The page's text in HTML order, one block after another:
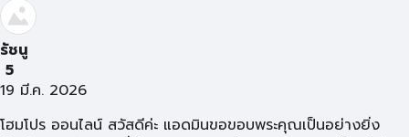
รัชนู
5
19 มี.ค. 2026
โฮมโปร ออนไลน์ สวัสดีค่ะ แอดมินขอขอบพระคุณเป็นอย่างยิ่ง